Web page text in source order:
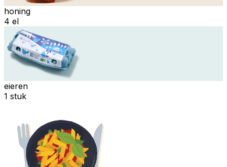
honing
4 el
eieren
1 stuk